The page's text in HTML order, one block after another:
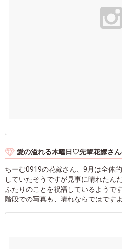
愛の溢れる木曜日♡先輩花嫁さ
ちーむ0919の花嫁さん、9月は全体
していたそうですが見事に晴れたん
ふたりのことを祝福しているようで
階段での写真も、晴れならではです